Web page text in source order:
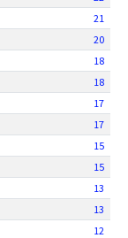
21
20
18
18
17
17
15
15
13
13
12